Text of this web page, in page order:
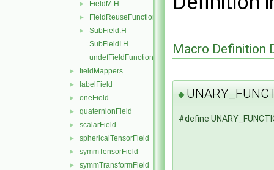
► FieldM.H
► FieldReuseFunctions.H
►
SubField.H
SubFieldI.H
undefFieldFunctionsM.H
► fieldMappers
► labelField
► oneField
► quaternionField
► scalarField
► sphericalTensorField
► symmTensorField
► symmTransformField
Macro Definition
◆
#define